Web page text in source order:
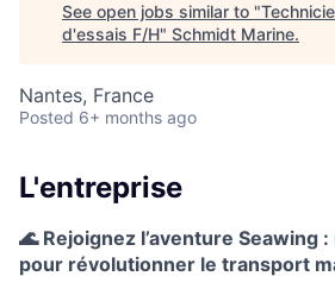
See open jobs similar to "
d'essais F/H" Schmidt Marine.
Nantes, France
Posted 6+ months ago
L'entreprise
🌊 Rejoignez l’aventure Seawing
pour révolutionner le transport